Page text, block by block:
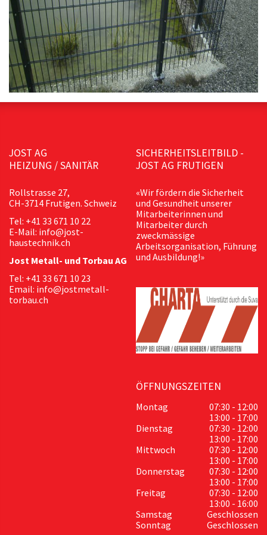
JOST AG
HEIZUNG / SANITÄR
Rollstrasse 27,
CH-3714 Frutigen. Schweiz
Tel: +41 33 671 10 22
E-Mail: info@jost-
haustechnik.ch
Jost Metall- und Torbau AG
Tel: +41 33 671 10 23
Email: info@jostmetall-
torbau.ch
SICHERHEITSLEITBILD -
JOST AG FRUTIGEN
«Wir fördern die Sicherheit
und Gesundheit unserer
Mitarbeiterinnen und
Mitarbeiter durch
zweckmässige
Arbeitsorganisation, Führung
und Ausbildung!»
ÖFFNUNGSZEITEN
Montag
07:30 - 12:00
13:00 - 17:00
Dienstag
07:30 - 12:00
13:00 - 17:00
Mittwoch
07:30 - 12:00
13:00 - 17:00
Donnerstag
07:30 - 12:00
13:00 - 17:00
Freitag
07:30 - 12:00
13:00 - 16:00
Samstag
Geschlossen
Sonntag
Geschlossen